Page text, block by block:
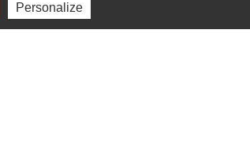
Personalize